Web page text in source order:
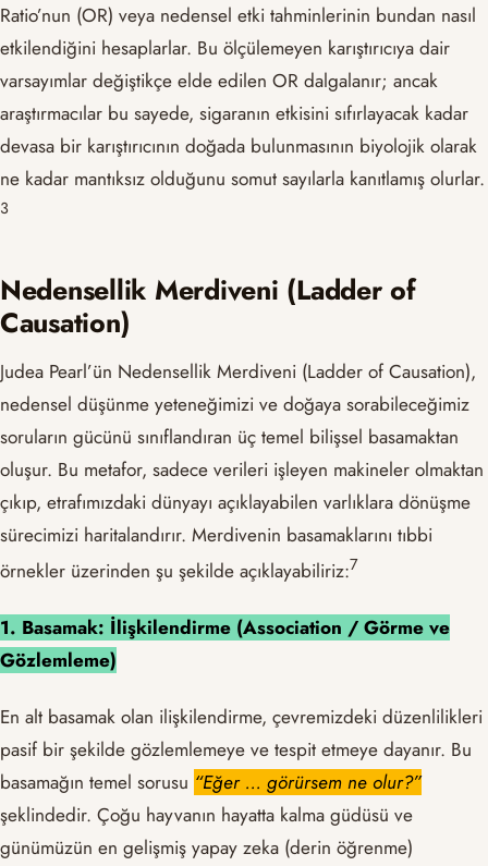
Ratio’nun (OR) veya nedensel etki tahminlerinin bundan nasıl
etkilendiğini hesaplarlar. Bu ölçülemeyen karıştırıcıya dair
varsayımlar değiştikçe elde edilen OR dalgalanır; ancak
araştırmacılar bu sayede, sigaranın etkisini sıfırlayacak kadar
devasa bir karıştırıcının doğada bulunmasının biyolojik olarak
ne kadar mantıksız olduğunu somut sayılarla kanıtlamış olurlar.
​3​
Nedensellik Merdiveni (Ladder of
Causation)
Judea Pearl’ün Nedensellik Merdiveni (Ladder of Causation),
nedensel düşünme yeteneğimizi ve doğaya sorabileceğimiz
soruların gücünü sınıflandıran üç temel bilişsel basamaktan
oluşur. Bu metafor, sadece verileri işleyen makineler olmaktan
çıkıp, etrafımızdaki dünyayı açıklayabilen varlıklara dönüşme
sürecimizi haritalandırır. Merdivenin basamaklarını tıbbi
örnekler üzerinden şu şekilde açıklayabiliriz:​7​
1. Basamak: İlişkilendirme (Association / Görme ve
Gözlemleme)
En alt basamak olan ilişkilendirme, çevremizdeki düzenlilikleri
pasif bir şekilde gözlemlemeye ve tespit etmeye dayanır. Bu
basamağın temel sorusu “Eğer … görürsem ne olur?”
şeklindedir. Çoğu hayvanın hayatta kalma güdüsü ve
günümüzün en gelişmiş yapay zeka (derin öğrenme)